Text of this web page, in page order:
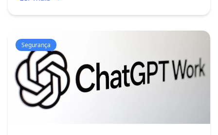
amperagem e potência...
Segurança